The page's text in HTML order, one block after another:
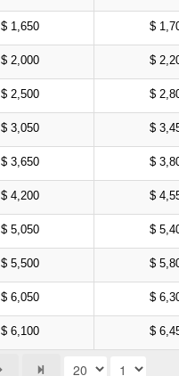
$ 1,650 $
$ 2,000 $
$ 2,500 $
$ 3,050 $
$ 3,650 $
$ 4,200 $
$ 5,050 $
$ 5,500 $
$ 6,050 $
$ 6,100 $